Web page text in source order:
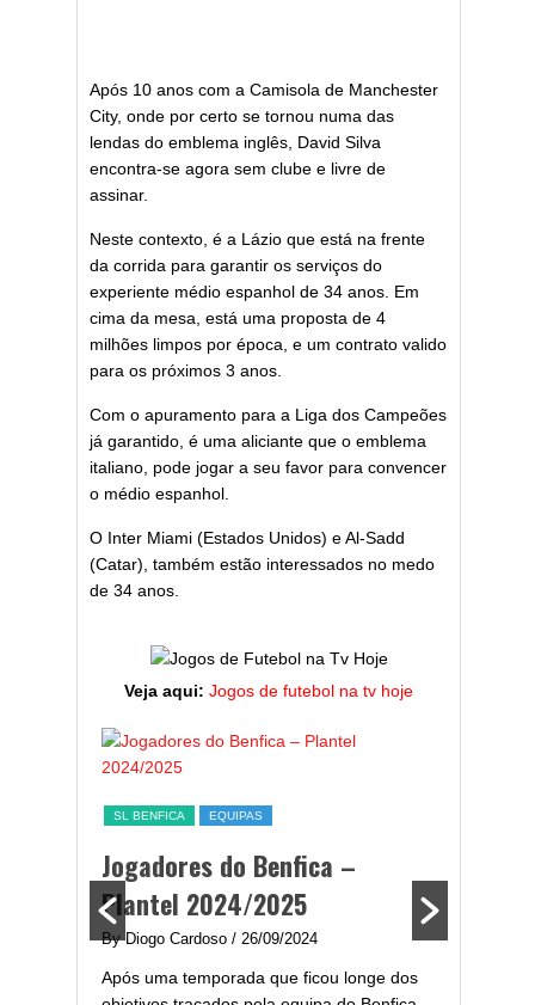
Após 10 anos com a Camisola de Manchester
City, onde por certo se tornou numa das
lendas do emblema inglês, David Silva
encontra-se agora sem clube e livre de
assinar.
Neste contexto, é a Lázio que está na frente
da corrida para garantir os serviços do
experiente médio espanhol de 34 anos. Em
cima da mesa, está uma proposta de 4
milhões limpos por época, e um contrato valido
para os próximos 3 anos.
Com o apuramento para a Liga dos Campeões
já garantido, é uma aliciante que o emblema
italiano, pode jogar a seu favor para convencer
o médio espanhol.
O Inter Miami (Estados Unidos) e Al-Sadd
(Catar), também estão interessados no medo
de 34 anos.
Veja aqui: Jogos de futebol na tv hoje
SL BENFICA EQUIPAS
Jogadores do Benfica –
Plantel 2024/2025
By Diogo Cardoso / 26/09/2024
Após uma temporada que ficou longe dos